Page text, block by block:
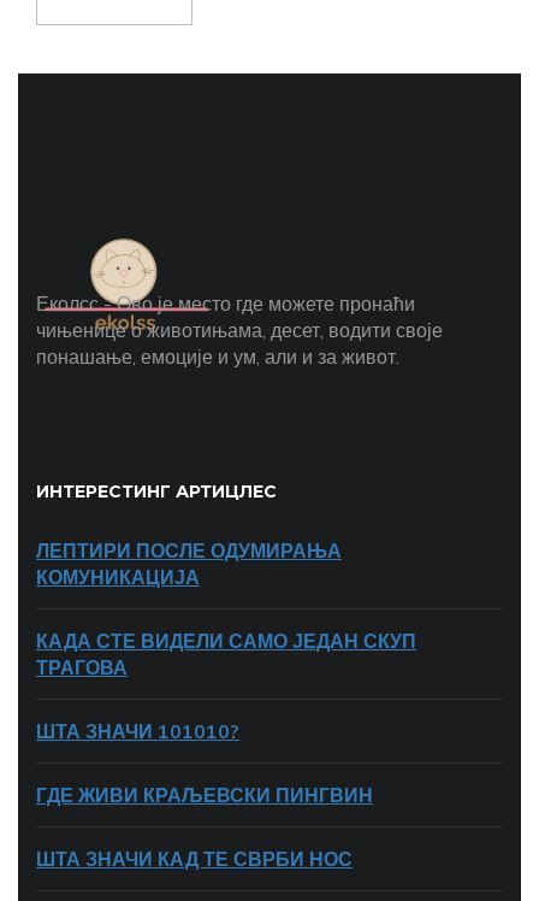
Еколсс - Ово је место где можете пронаћи
чињенице о животињама, десет, водити своје
понашање, емоције и ум, али и за живот.
ИНТЕРЕСТИНГ АРТИЦЛЕС
ЛЕПТИРИ ПОСЛЕ ОДУМИРАЊА
КОМУНИКАЦИЈА
КАДА СТЕ ВИДЕЛИ САМО ЈЕДАН СКУП
ТРАГОВА
ШТА ЗНАЧИ 101010?
ГДЕ ЖИВИ КРАЉЕВСКИ ПИНГВИН
ШТА ЗНАЧИ КАД ТЕ СВРБИ НОС